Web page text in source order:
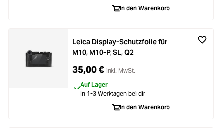
In den Warenkorb
Leica Display-Schutzfolie für
M10, M10-P, SL, Q2
35,00 € inkl. MwSt.
Auf Lager
In 1-3 Werktagen bei dir
In den Warenkorb